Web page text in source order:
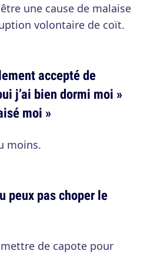
une cause de malaise
volontaire de coït.
accepté de
j’ai bien dormi moi »
moi »
moins.
peux pas choper le
de capote pour